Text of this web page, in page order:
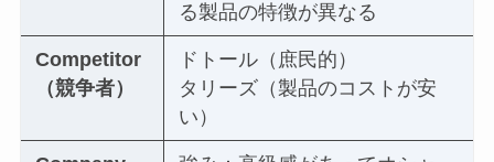
る製品の特徴が異なる
Competitor
（競争者）
ドトール（庶民的）
タリーズ（製品のコストが安
い）